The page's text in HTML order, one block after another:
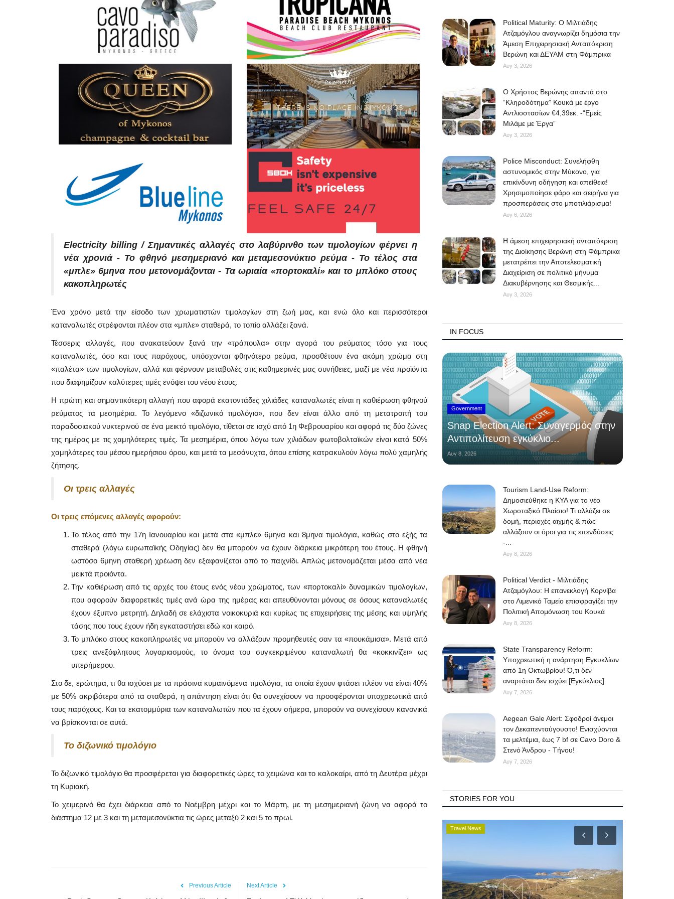
Electricity billing / Σημαντικές αλλαγές στο λαβύρινθο των τιμολογίων φέρνει η
νέα χρονιά - Το φθηνό μεσημεριανό και μεταμεσονύκτιο ρεύμα - Το τέλος στα
«μπλε» 6μηνα που μετονομάζονται - Τα ωριαία «πορτοκαλί» και το μπλόκο στους
κακοπληρωτές
Ένα χρόνο μετά την είσοδο των χρωματιστών τιμολογίων στη ζωή μας, και ενώ όλο και περισσότεροι
καταναλωτές στρέφονται πλέον στα «μπλε» σταθερά, το τοπίο αλλάζει ξανά.
Τέσσερις αλλαγές, που ανακατεύουν ξανά την «τράπουλα» στην αγορά του ρεύματος τόσο για τους
καταναλωτές, όσο και τους παρόχους, υπόσχονται φθηνότερο ρεύμα, προσθέτουν ένα ακόμη χρώμα στη
«παλέτα» των τιμολογίων, αλλά και φέρνουν μεταβολές στις καθημερινές μας συνήθειες, μαζί με νέα προϊόντα
που διαφημίζουν καλύτερες τιμές ενόψει του νέου έτους.
Η πρώτη και σημαντικότερη αλλαγή που αφορά εκατοντάδες χιλιάδες καταναλωτές είναι η καθιέρωση φθηνού
ρεύματος τα μεσημέρια. Το λεγόμενο «διζωνικό τιμολόγιο», που δεν είναι άλλο από τη μετατροπή του
παραδοσιακού νυκτερινού σε ένα μεικτό τιμολόγιο, τίθεται σε ισχύ από 1η Φεβρουαρίου και αφορά τις δύο ζώνες
της ημέρας με τις χαμηλότερες τιμές. Τα μεσημέρια, όπου λόγω των χιλιάδων φωτοβολταϊκών είναι κατά 50%
χαμηλότερες του μέσου ημερήσιου όρου, και μετά τα μεσάνυχτα, όπου επίσης κατρακυλούν λόγω πολύ χαμηλής
ζήτησης.
Οι τρεις αλλαγές
Οι τρεις επόμενες αλλαγές αφορούν:
Το τέλος από την 17η Ιανουαρίου και μετά στα «μπλε» 6μηνα και 8μηνα τιμολόγια, καθώς στο εξής τα
σταθερά (λόγω ευρωπαϊκής Οδηγίας) δεν θα μπορούν να έχουν διάρκεια μικρότερη του έτους. Η φθηνή
ωστόσο 6μηνη σταθερή χρέωση δεν εξαφανίζεται από το παιχνίδι. Απλώς μετονομάζεται μέσα από νέα
μεικτά προιόντα.
Την καθιέρωση από τις αρχές του έτους ενός νέου χρώματος, των «πορτοκαλί» δυναμικών τιμολογίων,
που αφορούν διαφορετικές τιμές ανά ώρα της ημέρας και απευθύνονται μόνους σε όσους καταναλωτές
έχουν έξυπνο μετρητή. Δηλαδή σε ελάχιστα νοικοκυριά και κυρίως τις επιχειρήσεις της μέσης και υψηλής
τάσης που τους έχουν ήδη εγκαταστήσει εδώ και καιρό.
Το μπλόκο στους κακοπληρωτές να μπορούν να αλλάζουν προμηθευτές σαν τα «πουκάμισα». Μετά από
τρεις ανεξόφλητους λογαριασμούς, το όνομα του συγκεκριμένου καταναλωτή θα «κοκκινίζει» ως
υπερήμερου.
Στο δε, ερώτημα, τι θα ισχύσει με τα πράσινα κυμαινόμενα τιμολόγια, τα οποία έχουν φτάσει πλέον να είναι 40%
με 50% ακριβότερα από τα σταθερά, η απάντηση είναι ότι θα συνεχίσουν να προσφέρονται υποχρεωτικά από
τους παρόχους. Και τα εκατομμύρια των καταναλωτών που τα έχουν σήμερα, μπορούν να συνεχίσουν κανονικά
να βρίσκονται σε αυτά.
Το διζωνικό τιμολόγιο
Το διζωνικό τιμολόγιο θα προσφέρεται για διαφορετικές ώρες το χειμώνα και το καλοκαίρι, από τη Δευτέρα μέχρι
τη Κυριακή.
Το χειμερινό θα έχει διάρκεια από το Νοέμβρη μέχρι και το Μάρτη, με τη μεσημεριανή ζώνη να αφορά το
διάστημα 12 με 3 και τη μεταμεσονύκτια τις ώρες μεταξύ 2 και 5 το πρωί.
Previous Article Next Article
Political Maturity: Ο Μιλτιάδης
Ατζαμόγλου αναγνωρίζει δημόσια την
Άμεση Επιχειρησιακή Ανταπόκριση
Βερώνη και ΔΕΥΑΜ στη Φάμπρικα
Αυγ 3, 2026
O Χρήστος Βερώνης απαντά στο
“Κληροδότημα” Κουκά με έργο
Αντλιοστασίων €4,39εκ. -“Εμείς
Μιλάμε με Έργα”
Αυγ 3, 2026
Police Misconduct: Συνελήφθη
αστυνομικός στην Μύκονο, για
επικίνδυνη οδήγηση και απείθεια!
Χρησιμοποίησε φάρο και σειρήνα για
προσπεράσεις στο μποτιλιάρισμα!
Αυγ 6, 2026
Η άμεση επιχειρησιακή ανταπόκριση
της Διοίκησης Βερώνη στη Φάμπρικα
μετατρέπει την Αποτελεσματική
Διαχείριση σε πολιτικό μήνυμα
Διακυβέρνησης και Θεσμικής...
Αυγ 3, 2026
IN FOCUS
Government
Snap Election Alert: Συναγερμός στην
Αντιπολίτευση εγκύκλιο...
Αυγ 8, 2026
Tourism Land-Use Reform:
Δημοσιεύθηκε η ΚΥΑ για το νέο
Χωροταξικό Πλαίσιο! Τι αλλάζει σε
δομή, περιοχές αιχμής & πώς
αλλάζουν οι όροι για τις επενδύσεις
-...
Αυγ 8, 2026
Political Verdict - Μιλτιάδης
Ατζαμόγλου: Η επανεκλογή Κορνίβα
στο Λιμενικό Ταμείο επισφραγίζει την
Πολιτική Απομόνωση του Κουκά
Αυγ 8, 2026
State Transparency Reform:
Υποχρεωτική η ανάρτηση Εγκυκλίων
από 1η Οκτωβρίου! Ό,τι δεν
αναρτάται δεν ισχύει [Εγκύκλιος]
Αυγ 7, 2026
Aegean Gale Alert: Σφοδροί άνεμοι
τον Δεκαπενταύγουστο! Ενισχύονται
τα μελτέμια, έως 7 bf σε Cavo Doro &
Στενό Άνδρου - Τήνου!
Αυγ 7, 2026
STORIES FOR YOU
Travel News